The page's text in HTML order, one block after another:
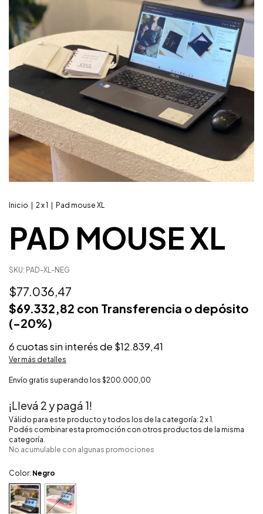
Inicio 2 x 1 Pad mouse XL
PAD MOUSE XL
SKU: PAD-XL-NEG
$77.036,47
$69.332,82 con Transferencia o depósito
6cuotas sin interés de $12.839,41
Ver más detalles
Envío gratis superando los $200.000,00
¡Llevá 2 y pagá 1!
Válido para este producto y todos los de la categoría: 2 x 1.
Podés combinar esta promoción con otros productos de la misma
categoría.
No acumulable con algunas promociones
Color: Negro